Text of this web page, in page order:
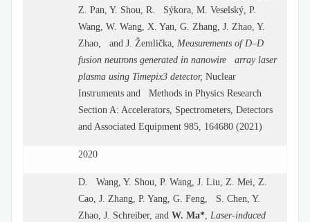
Z. Pan, Y. Shou, R. Sýkora, M. Veselský, P.
Wang, W. Wang, X. Yan, G. Zhang, J. Zhao, Y.
Zhao, and J. Žemlička, Measurements of D–D
fusion neutrons generated in nanowire array laser
plasma using Timepix3 detector, Nuclear
Instruments and Methods in Physics Research
Section A: Accelerators, Spectrometers, Detectors
and Associated Equipment 985, 164680 (2021)
2020
D. Wang, Y. Shou, P. Wang, J. Liu, Z. Mei, Z.
Cao, J. Zhang, P. Yang, G. Feng, S. Chen, Y.
Zhao, J. Schreiber, and W. Ma*, Laser-induced